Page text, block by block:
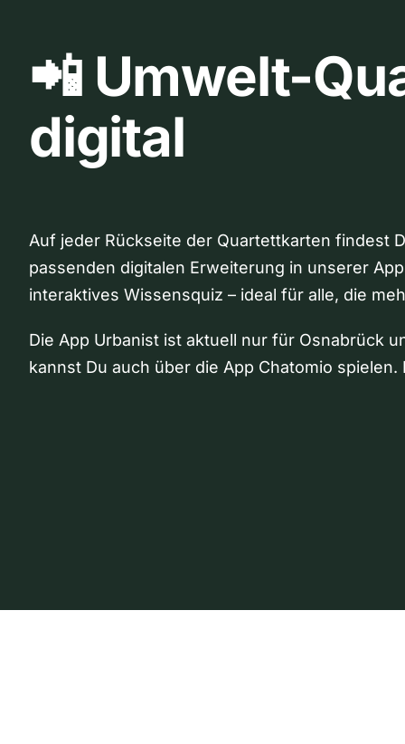
📲 Umwelt-
digital
Auf jeder Rückseite der Quartettkarten findest
passenden digitalen Erweiterung in unserer
interaktives Wissensquiz – ideal für alle, die
Die App Urbanist ist aktuell nur für Osnabrück
kannst Du auch über die App Chatomio